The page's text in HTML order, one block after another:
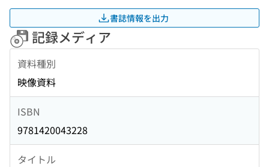
書誌情報を出力
記録メディア
資料種別
映像資料
ISBN
9781420043228
タイトル